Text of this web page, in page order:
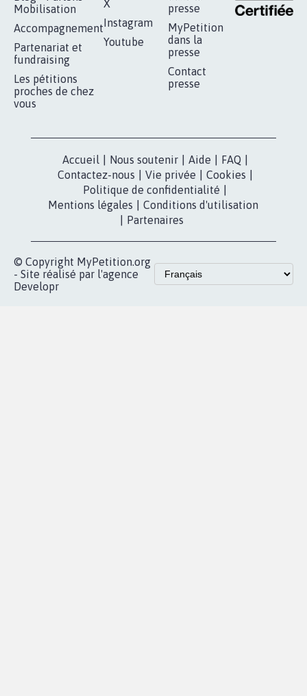
Mobilisation
Accompagnement
Partenariat et
fundraising
Les pétitions
proches de chez
vous
X
Instagram
Youtube
presse
MyPetition
dans la
presse
Contact
presse
Accueil Nous soutenir Aide FAQ
Contactez-nous
Vie privée Cookies
Politique de confidentialité
Mentions légales
Conditions d'utilisation
Partenaires
© Copyright MyPetition.org
- Site réalisé par l'agence
Developr